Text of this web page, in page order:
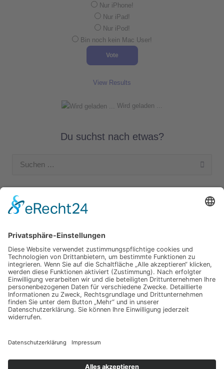
Nur iPhone!
Nur iPad!
Nur iPod!
Bin noch kein Mac User!
View Results
Wird geladen ...
Du suchst nach etwas?
Suchen
Unsere Kategorien
Apple Intern
Apple Software
Nützliches Apple Zubehör
Gut zu wissen
iPad und iPod
iPhone
OSX